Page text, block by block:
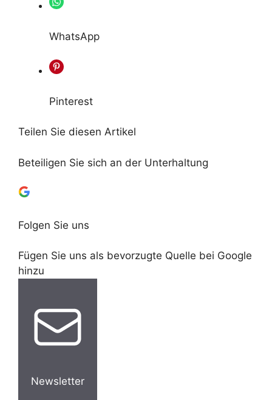
WhatsApp
Pinterest
Teilen Sie diesen Artikel
Beteiligen Sie sich an der Unterhaltung
Folgen Sie uns
Fügen Sie uns als bevorzugte Quelle bei Google
hinzu
Newsletter